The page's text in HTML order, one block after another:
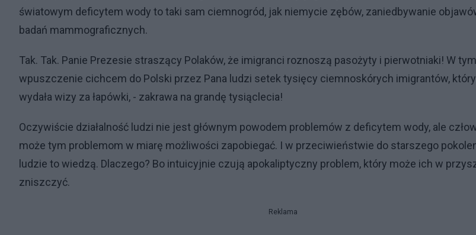
światowym deficytem wody to taki sam ciemnogród, jak niemycie zębów, zaniedbywanie
badań mammograficznych.
Tak. Tak. Panie Prezesie straszący Polaków, że imigranci roznoszą pasożyty i pierwotniaki! W
wpuszczenie cichcem do Polski przez Pana ludzi setek tysięcy ciemnoskórych imigrantów,
wydała wizy za łapówki, - zakrawa na grandę tysiąclecia!
Oczywiście działalność ludzi nie jest głównym powodem problemów z deficytem wody, ale
może tym problemom w miarę możliwości zapobiegać. I w przeciwieństwie do starszego
ludzie to wiedzą. Dlaczego? Bo intuicyjnie czują apokaliptyczny problem, który może ich w
zniszczyć.
Reklama